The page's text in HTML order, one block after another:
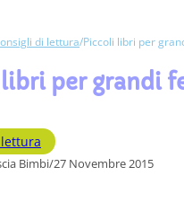
di lettura/Piccoli libri per
per grandi
Bimbi/27 Novembre 2015